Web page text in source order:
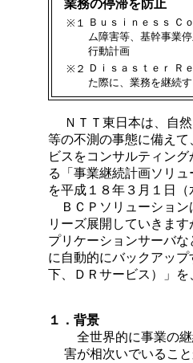
業務の停滞を防止
※１ Ｂｕｓｉｎｅｓｓ Ｃ
ム障害等、基幹事業
行動計画
※２ Ｄｉｓａｓｔｅｒ Ｒ
た際に、業務を継続
ＮＴＴ東日本は、自然
等の不測の事態に備え
ビスをコンサルティン
る「事業継続計画ソリュ
を平成１８年３月１日（
ＢＣＰソリューション
リーズ展開していきま
プリケーションサーバ
に自動的にバックアッ
下、ＤＲサービス）」を
１．背景
全世界的に事業の継
害が相次いでいるこ